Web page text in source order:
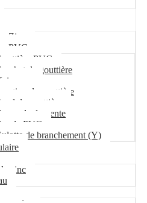
Zinc
PVC
PVC
de gouttière
de gouttière
de gouttière
de descente
PVC
de branchement (Y)
zinc